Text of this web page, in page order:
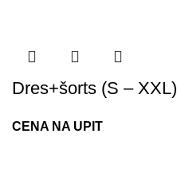
Dres+šorts (S – XXL)
CENA NA UPIT